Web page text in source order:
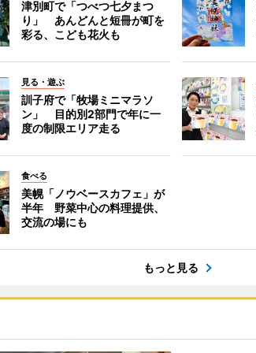
津別町で「つべつ七夕まつ
り」 あんどんと短冊が町を
彩る、こども花火も
見る・遊ぶ
訓子府で「牧場ミニマラソ
ン」 目的別2部門で年に一
度の制限エリア走る
食べる
美幌「ノウベースカフェ」が
半年 野菜中心の料理提供、
交流の場にも
もっと見る